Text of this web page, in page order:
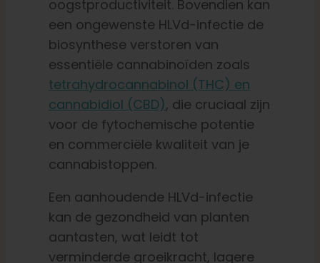
oogstproductiviteit. Bovendien kan
een ongewenste HLVd-infectie de
biosynthese verstoren van
essentiële cannabinoïden zoals
tetrahydrocannabinol (THC) en
cannabidiol (CBD), die cruciaal zijn
voor de fytochemische potentie
en commerciële kwaliteit van je
cannabistoppen.
Een aanhoudende HLVd-infectie
kan de gezondheid van planten
aantasten, wat leidt tot
verminderde groeikracht, lagere